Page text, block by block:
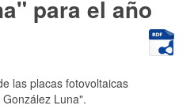
para el año
las placas fotovoltaicas
Luna".